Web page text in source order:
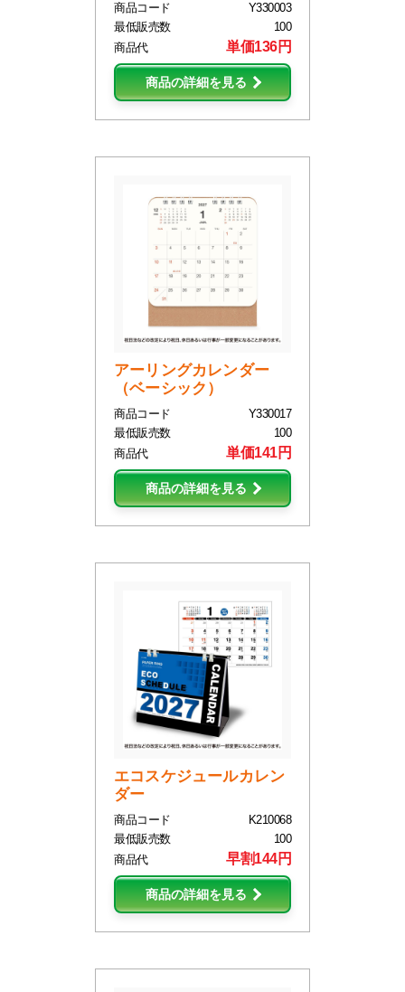
商品コード
Y330003
最低販売数
100
商品代
単価136円
商品の詳細を見る
アーリングカレンダー
（ベーシック）
商品コード
Y330017
最低販売数
100
商品代
単価141円
商品の詳細を見る
エコスケジュールカレン
ダー
商品コード
K210068
最低販売数
100
商品代
早割144円
商品の詳細を見る